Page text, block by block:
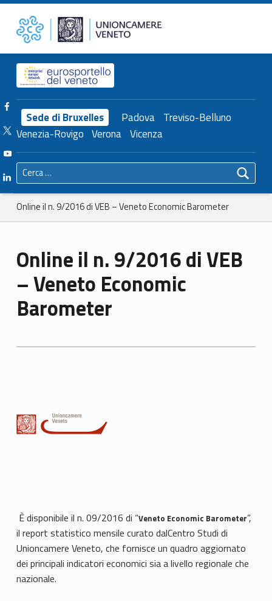
Online il n. 9/2016 di VEB – Veneto Economic Barometer – Unioncamere del Veneto Unioncamere del Veneto
Header info sidebar
Sede di Bruxelles Padova Treviso-Belluno
Venezia-Rovigo Verona Vicenza
Facebook Unioncamere Veneto
Twitter Unioncamere Veneto
Youtube Unioncamere Veneto
Linkedin Unioncamere Veneto
Ricerca per:
Breadcrumbs navigation
Online il n. 9/2016 di VEB – Veneto Economic Barometer
Online il n. 9/2016 di VEB
– Veneto Economic
Barometer
È disponibile il n. 09/2016 di “Veneto Economic Barometer”,
il report statistico mensile curato dalCentro Studi di
Unioncamere Veneto, che fornisce un quadro aggiornato
dei principali indicatori economici sia a livello regionale che
nazionale.